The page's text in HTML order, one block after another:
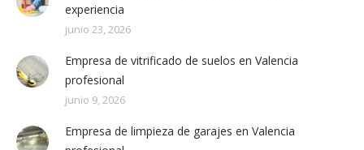
experiencia
junio 23, 2026
Empresa de vitrificado de suelos en Valencia
profesional
junio 9, 2026
Empresa de limpieza de garajes en Valencia